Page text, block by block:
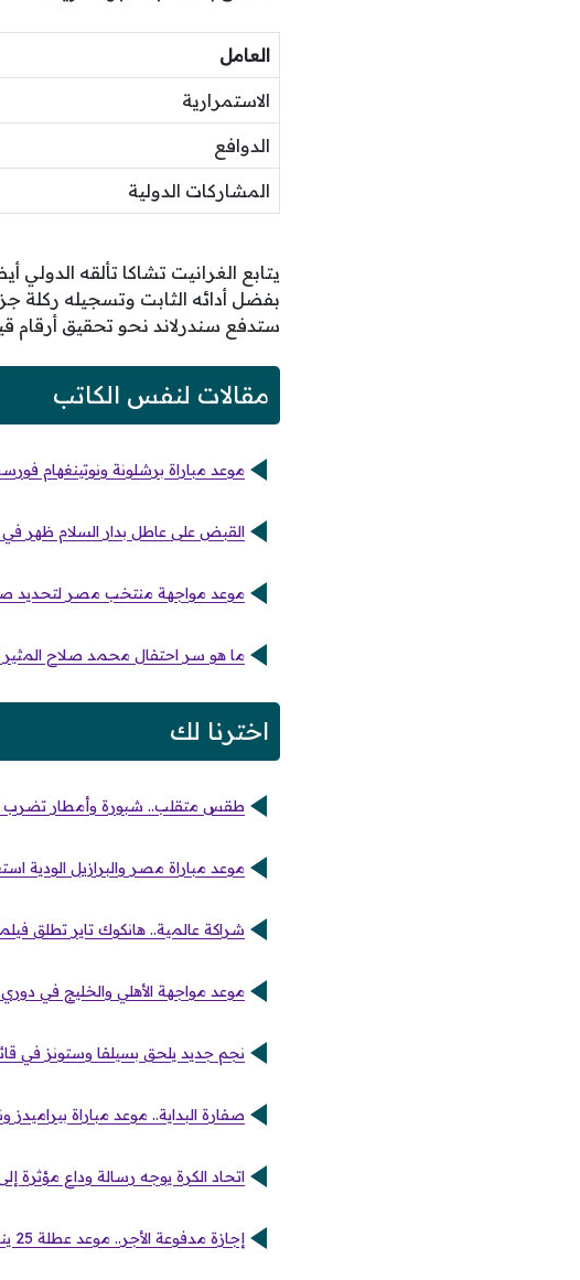
العامل
الاستمرارية
الدوافع
المشاركات الدولية
يتابع الغرانيت تشاكا تألقه
بفضل أدائه الثابت وتسجيله ركلة
ستدفع سندرلاند نحو تحقيق أرقام
مقالات لنفس الكاتب
موعد مباراة برشلونة ونوتينغهام
القبض على عاطل بدار السلام ظهر في
موعد مواجهة منتخب مصر لتحديد
ما هو سر احتفال محمد صلاح المثير
اخترنا لك
طقس متقلب.. شبورة وأمطار تضرب
موعد مباراة مصر والبرازيل الودية
شراكة عالمية.. هانكوك تاير تطلق
موعد مواجهة الأهلي والخليج في دوري
نجم جديد يلحق بسيلفا وستونز في
صفارة البداية.. موعد مباراة
اتحاد الكرة يوجه رسالة وداع مؤثرة
إجازة مدفوعة الأجر.. موعد عطلة 25 يناير للموظفين والطلاب وجدول العطلات الرسمي للموسم الجديد